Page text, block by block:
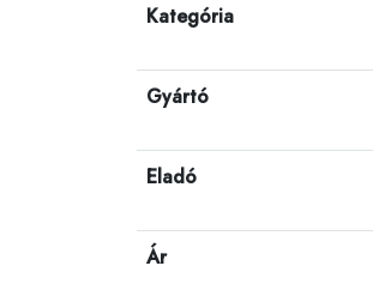
Kategória
Gyártó
Eladó
Ár